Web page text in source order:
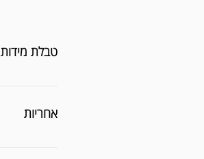
טבלת מידות
אחריות